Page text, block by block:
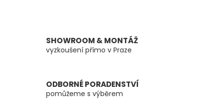
SHOWROOM & MONTÁŽ
vyzkoušení přímo v Praze
ODBORNÉ PORADENSTVÍ
pomůžeme s výběrem